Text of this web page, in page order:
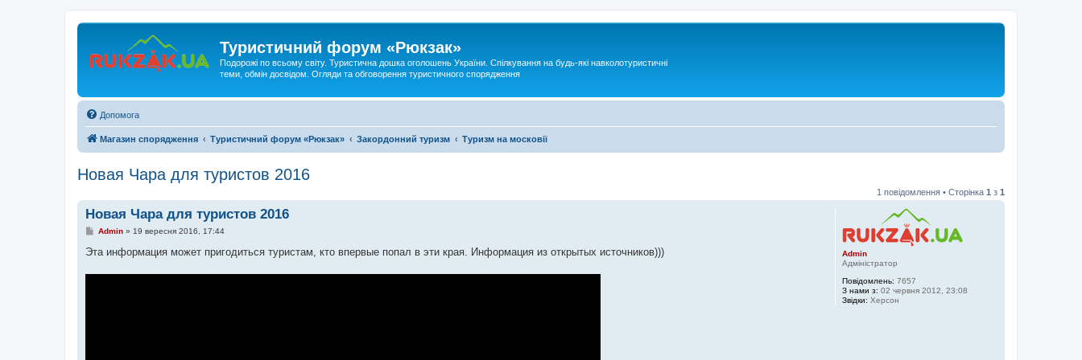
Туристичний форум «Рюкзак»
Подорожі по всьому світу. Туристична дошка оголошень України. Спілкування на будь-які навколотуристичні
теми, обмін досвідом. Огляди та обговорення туристичного спорядження
Допомога
Магазин спорядження Туристичний форум «Рюкзак» Закордонний туризм Туризм на московії
Новая Чара для туристов 2016
1 повідомлення • Сторінка 1 з 1
Admin
Адміністратор
Повідомлень: 7657
З нами з: 02 червня 2012, 23:08
Звідки: Херсон
Новая Чара для туристов 2016
П
в
Admin» 19 вересня 2016, 17:44
Эта информация может пригодиться туристам, кто впервые попал в эти края. Информация из открытых источников)))